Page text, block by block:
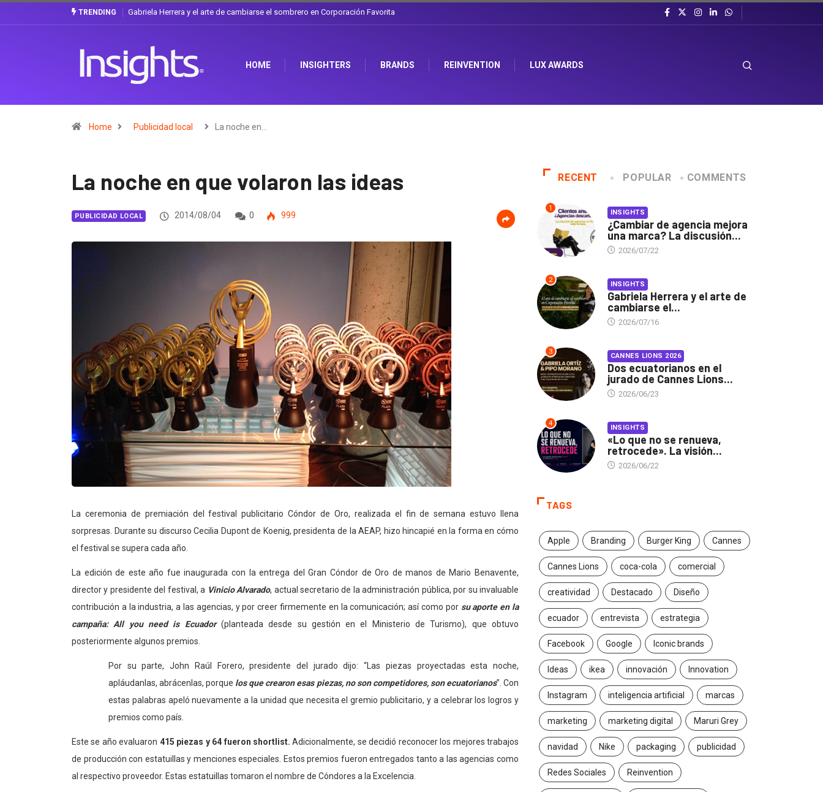
TRENDING Gabriela Herrera y el arte de cambiarse el sombrero en Corporación Favorita
HOME INSIGHTERS BRANDS REINVENTION LUX AWARDS
Home Publicidad local La noche en…
La noche en que volaron las ideas
PUBLICIDAD LOCAL 2014/08/04 0 999
La ceremonia de premiación del festival publicitario Cóndor de Oro, realizada el fin de semana estuvo llena
sorpresas. Durante su discurso Cecilia Dupont de Koenig, presidenta de la AEAP, hizo hincapié en la forma en cómo
el festival se supera cada año.
La edición de este año fue inaugurada con la entrega del Gran Cóndor de Oro de manos de Mario Benavente,
director y presidente del festival, a Vinicio Alvarado, actual secretario de la administración pública, por su invaluable
contribución a la industria, a las agencias, y por creer firmemente en la comunicación; así como por su aporte en la
campaña: All you need is Ecuador (planteada desde su gestión en el Ministerio de Turismo), que obtuvo
posteriormente algunos premios.
Por su parte, John Raúl Forero, presidente del jurado dijo: “Las piezas proyectadas esta noche,
apláudanlas, abrácenlas, porque los que crearon esas piezas, no son competidores, son ecuatorianos”. Con
estas palabras apeló nuevamente a la unidad que necesita el gremio publicitario, y a celebrar los logros y
premios como país.
Este se año evaluaron 415 piezas y 64 fueron shortlist. Adicionalmente, se decidió reconocer los mejores trabajos
de producción con estatuillas y menciones especiales. Estos premios fueron entregados tanto a las agencias como
al respectivo proveedor. Estas estatuillas tomaron el nombre de Cóndores a la Excelencia.
RECENT POPULAR COMMENTS
1 INSIGHTS
¿Cambiar de agencia mejora
una marca? La discusión...
2026/07/22
2 INSIGHTS
Gabriela Herrera y el arte de
cambiarse el...
2026/07/16
3 CANNES LIONS 2026
Dos ecuatorianos en el
jurado de Cannes Lions...
2026/06/23
4 INSIGHTS
«Lo que no se renueva,
retrocede». La visión...
2026/06/22
TAGS
Apple Branding Burger King Cannes
Cannes Lions coca-cola comercial
creatividad Destacado Diseño
ecuador entrevista estrategia
Facebook Google Iconic brands
Ideas ikea innovación Innovation
Instagram inteligencia artificial marcas
marketing marketing digital Maruri Grey
navidad Nike packaging publicidad
Redes Sociales Reinvention